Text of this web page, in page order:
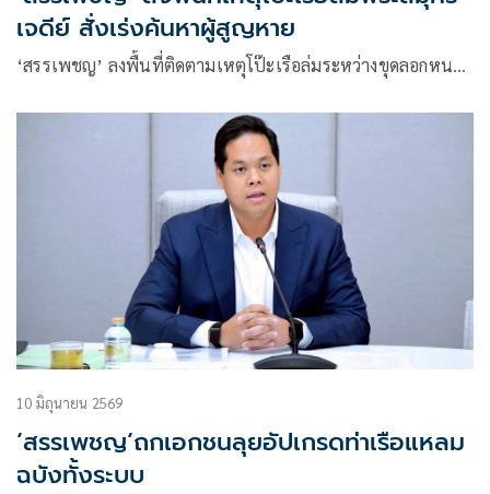
เจดีย์ สั่งเร่งค้นหาผู้สูญหาย
‘สรรเพชญ’ ลงพื้นที่ติดตามเหตุโป๊ะเรือล่มระหว่างขุดลอกหน…
10 มิถุนายน 2569
‘สรรเพชญ‘ถกเอกชนลุยอัปเกรดท่าเรือแหลม
ฉบังทั้งระบบ